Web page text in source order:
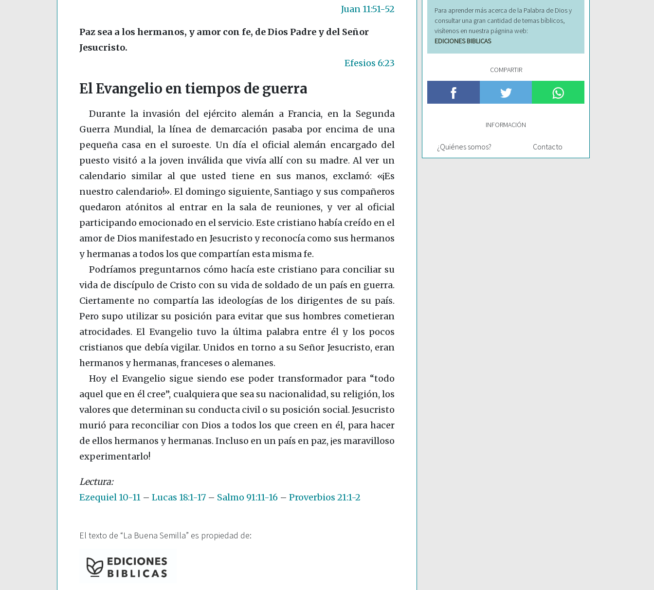
Juan 11:51-52
Paz sea a los hermanos, y amor con fe, de Dios Padre y del Señor
Jesucristo.
Efesios 6:23
El Evangelio en tiempos de guerra
Durante la invasión del ejército alemán a Francia, en la Segunda
Guerra Mundial, la línea de demarcación pasaba por encima de una
pequeña casa en el suroeste. Un día el oficial alemán encargado del
puesto visitó a la joven inválida que vivía allí con su madre. Al ver un
calendario similar al que usted tiene en sus manos, exclamó: «¡Es
nuestro calendario!». El domingo siguiente, Santiago y sus compañeros
quedaron atónitos al entrar en la sala de reuniones, y ver al oficial
participando emocionado en el servicio. Este cristiano había creído en el
amor de Dios manifestado en Jesucristo y reconocía como sus hermanos
y hermanas a todos los que compartían esta misma fe.
Podríamos preguntarnos cómo hacía este cristiano para conciliar su
vida de discípulo de Cristo con su vida de soldado de un país en guerra.
Ciertamente no compartía las ideologías de los dirigentes de su país.
Pero supo utilizar su posición para evitar que sus hombres cometieran
atrocidades. El Evangelio tuvo la última palabra entre él y los pocos
cristianos que debía vigilar. Unidos en torno a su Señor Jesucristo, eran
hermanos y hermanas, franceses o alemanes.
Hoy el Evangelio sigue siendo ese poder transformador para “todo
aquel que en él cree”, cualquiera que sea su nacionalidad, su religión, los
valores que determinan su conducta civil o su posición social. Jesucristo
murió para reconciliar con Dios a todos los que creen en él, para hacer
de ellos hermanos y hermanas. Incluso en un país en paz, ¡es maravilloso
experimentarlo!
Ezequiel 10-11 – Lucas 18:1-17 – Salmo 91:11-16 – Proverbios 21:1-2
El texto de “La Buena Semilla” es propiedad de:
Para aprender más acerca de la Palabra de Dios y
consultar una gran cantidad de temas bíblicos,
visítenos en nuestra págnina web:
EDICIONES BIBLICAS
COMPARTIR
INFORMACIÓN
¿Quiénes somos? Contacto